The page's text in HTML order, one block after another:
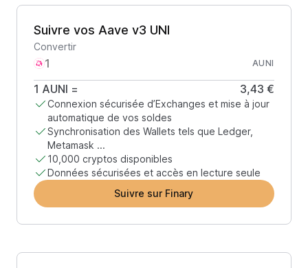
Suivre vos Aave v3 UNI
Convertir
AUNI
1 AUNI = 3,43 €
Connexion sécurisée d’Exchanges et mise à jour
automatique de vos soldes
Synchronisation des Wallets tels que Ledger,
Metamask ...
10,000 cryptos disponibles
Données sécurisées et accès en lecture seule
Suivre sur Finary